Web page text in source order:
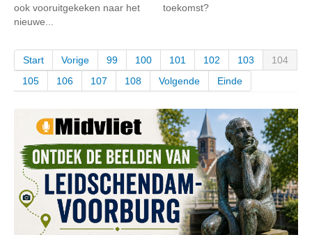
ook vooruitgekeken naar het
nieuwe...
toekomst?
Start Vorige 99 100 101 102 103
104
105
106 107 108 Volgende Einde